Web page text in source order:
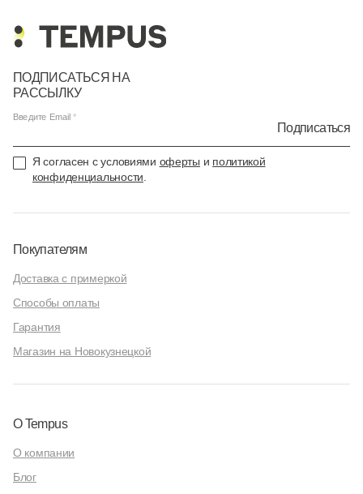
ПОДПИСАТЬСЯ НА
РАССЫЛКУ
Введите Email
Подписаться
Я согласен с условиями оферты и политикой
конфиденциальности
Покупателям
Доставка с примеркой
Способы оплаты
Гарантия
Магазин на Новокузнецкой
О Tempus
О компании
Блог